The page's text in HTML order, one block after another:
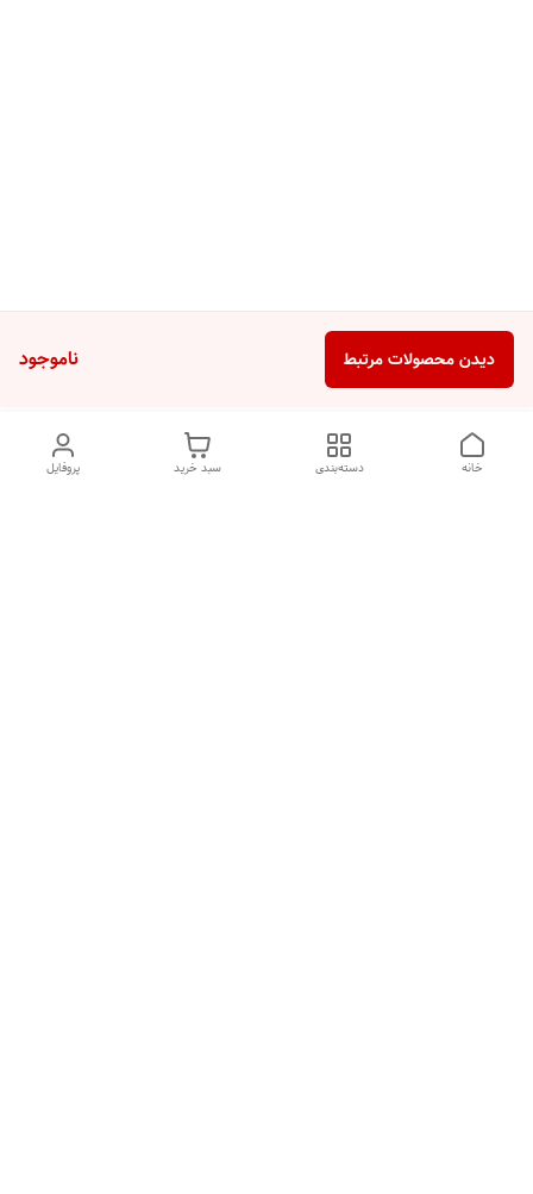
ناموجود دیدن محصولات مرتبط
پروفایل سبد خرید دسته‌بندی خانه